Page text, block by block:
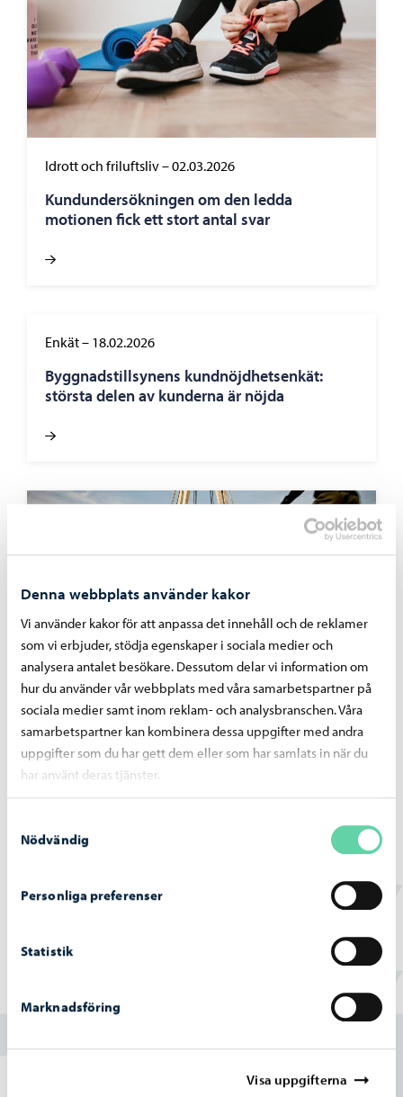
Denna webbplats använder kakor
Vi använder kakor för att anpassa det innehåll och de reklamer
som vi erbjuder, stödja egenskaper i sociala medier och
analysera antalet besökare. Dessutom delar vi information om
hur du använder vår webbplats med våra samarbetspartner på
sociala medier samt inom reklam- och analysbranschen. Våra
samarbetspartner kan kombinera dessa uppgifter med andra
uppgifter som du har gett dem eller som har samlats in när du
har använt deras tjänster.
Nödvändig
Personliga preferenser
Statistik
Marknadsföring
Visa uppgifterna
Idrott och friluftsliv–02.03.2026
Kundundersökningen om den ledda
motionen fick ett stort antal svar
Enkät– 18.02.2026
Byggnadstillsynens kundnöjdhetsenkät:
största delen av kunderna är nöjda
Enkät–10.02.2026
Vill du påverka vinterunderhållet av gång-
och cykelvägar?
Mera meddelanden om enkäter
Hittade du vad du sökte?